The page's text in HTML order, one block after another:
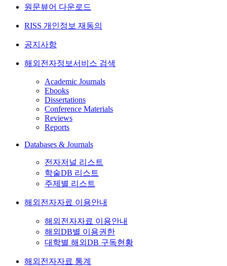
원문뷰어 다운로드
RISS 개인정보 재동의
공지사항
해외전자정보서비스 검색
Academic Journals
Ebooks
Dissertations
Conference Materials
Reviews
Reports
Databases & Journals
전자저널 리스트
학술DB 리스트
주제별 리스트
해외전자자료 이용안내
해외전자자료 이용안내
해외DB별 이용권한
대학별 해외DB 구독현황
해외전자자료 통계